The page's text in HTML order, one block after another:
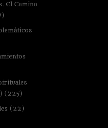
El Camino
(225)
(22)